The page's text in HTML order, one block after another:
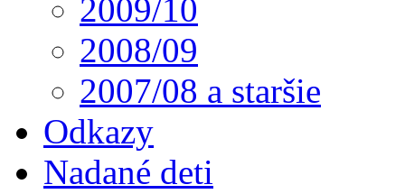
2009/10
2008/09
2007/08 a staršie
Odkazy
Nadané deti